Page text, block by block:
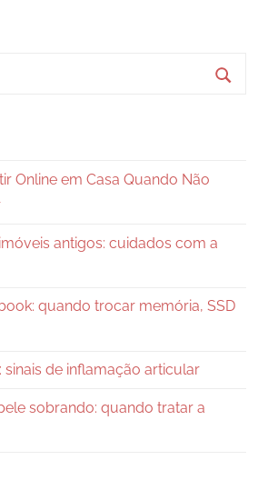
Online em Casa Quando Não
antigos: cuidados com a
quando trocar memória, SSD
sinais de inflamação articular
sobrando: quando tratar a